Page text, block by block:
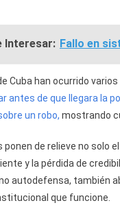
Interesar: Fallo en
Cuba han ocurrido
antes de que llegara la
un robo, mostrando
ponen de relieve no solo
y la pérdida de
autodefensa, también
que funcione.